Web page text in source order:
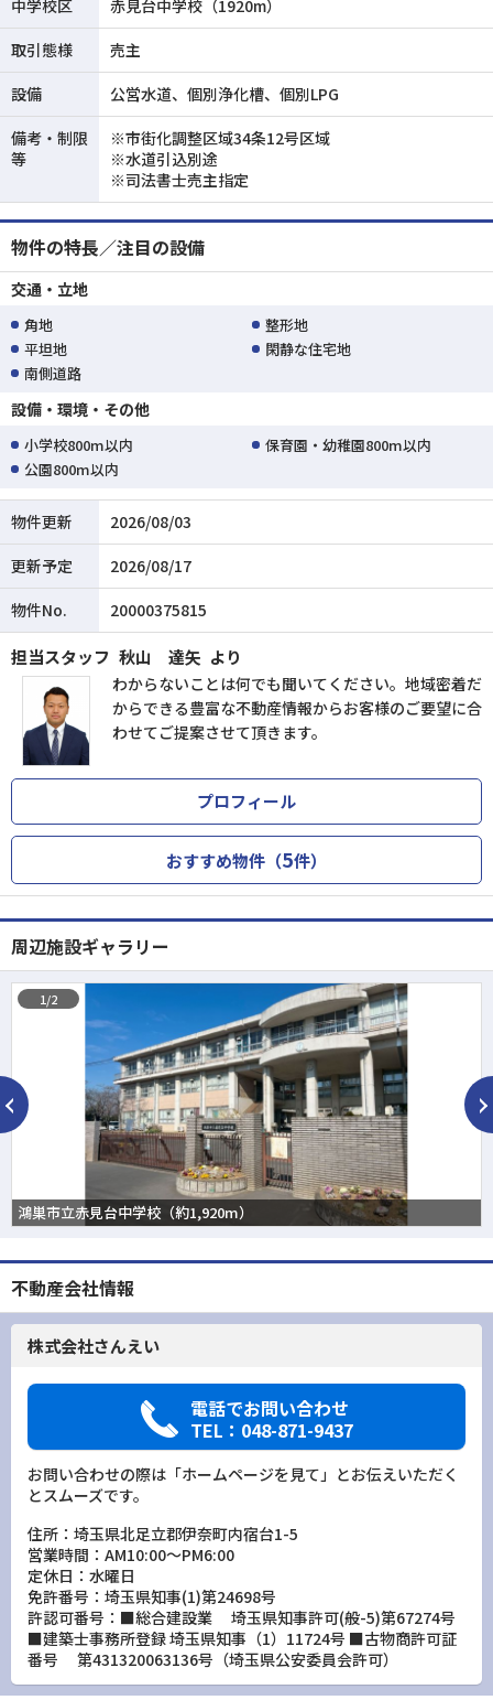
中学校区
赤見台中学校（1920m）
取引態様
売主
設備
公営水道、個別浄化槽、個別LPG
備考・制限
等
※市街化調整区域34条12号区域
※水道引込別途
※司法書士売主指定
物件の特長／注目の設備
交通・立地
角地
整形地
平坦地
閑静な住宅地
南側道路
設備・環境・その他
小学校800m以内
保育園・幼稚園800m以内
公園800m以内
物件更新
2026/08/03
更新予定
2026/08/17
物件No.
20000375815
担当スタッフ 秋山 達矢 より
わからないことは何でも聞いてください。地域密着だ
からできる豊富な不動産情報からお客様のご要望に合
わせてご提案させて頂きます。
プロフィール
おすすめ物件（5件）
周辺施設ギャラリー
鴻巣市立赤見台中学校（約1,920m）
1/2
不動産会社情報
株式会社さんえい
電話でお問い合わせ
TEL：048-871-9437
お問い合わせの際は「ホームページを見て」とお伝えいただく
とスムーズです。
住所：埼玉県北足立郡伊奈町内宿台1-5
営業時間：AM10:00～PM6:00
定休日：水曜日
免許番号：埼玉県知事(1)第24698号
許認可番号：■総合建設業 埼玉県知事許可(般-5)第67274号
■建築士事務所登録 埼玉県知事（1）11724号 ■古物商許可証
番号 第431320063136号（埼玉県公安委員会許可）